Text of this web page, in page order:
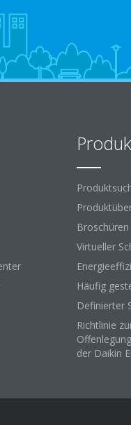
Broschüren
Virtueller
Häufig
Definierter
Richtlinie
der Daikin